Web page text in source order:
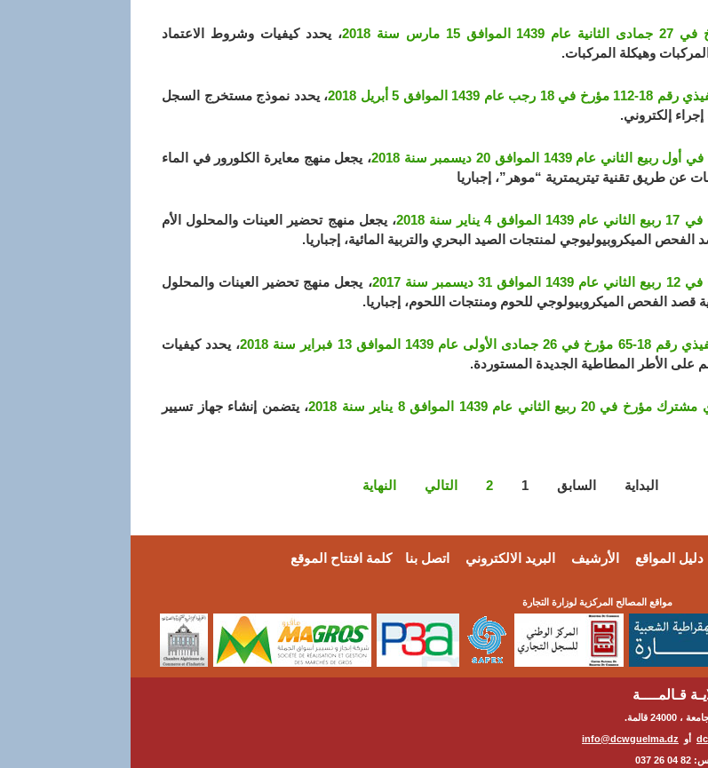
15 مارس سنة 2018
، يحدد كيفيات وشروط الاعتماد
وهيكلة المركبات.
عام 1439 الموافق 5 أبريل 2018
، يحدد نموذج مستخرج السجل
إلكتروني.
الثاني عام 1439 الموافق 20 ديسمبر سنة 2018
، يجعل منهج معايرة الكلورور في الماء
عن طريق تقنية تيتريمترية “موهر”، إجباريا
يناير سنة 2018
، يجعل منهج تحضير العينات والمحلول الأم
الميكروبيوليوجي لمنتجات الصيد البحري والتربية المائية، إجباريا.
31 ديسمبر سنة 2017
، يجعل منهج تحضير العينات والمحلول
قصد الفحص الميكروبيولوجي للحوم ومنتجات اللحوم، إجباريا.
عام 1439 الموافق 13 فبراير سنة 2018
، يحدد كيفيات
على الأطر المطاطية الجديدة المستوردة.
ربيع الثاني عام 1439 الموافق 8 يناير سنة 2018
، يتضمن إنشاء جهاز تسيير
البداية السابق 1
2 التالي النهاية
دليل المواقع الأرشيف البريد الالكتروني اتصل بنا كلمة افتتاح الموقع
مواقع المصالح المركزية لوزارة التجارة
قـالمــــة
قالمة.
أو info@dcwguelma.dz